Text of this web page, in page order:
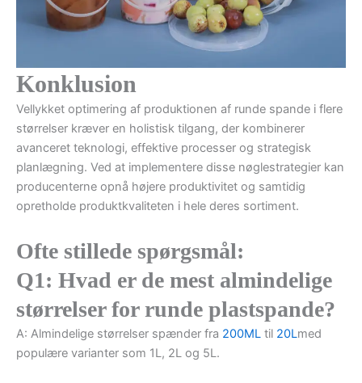
Konklusion
Vellykket optimering af produktionen af runde spande i flere
størrelser kræver en holistisk tilgang, der kombinerer
avanceret teknologi, effektive processer og strategisk
planlægning. Ved at implementere disse nøglestrategier kan
producenterne opnå højere produktivitet og samtidig
opretholde produktkvaliteten i hele deres sortiment.
Ofte stillede spørgsmål:
Q1: Hvad er de mest almindelige
størrelser for runde plastspande?
A: Almindelige størrelser spænder fra 200ML til 20Lmed
populære varianter som 1L, 2L og 5L.